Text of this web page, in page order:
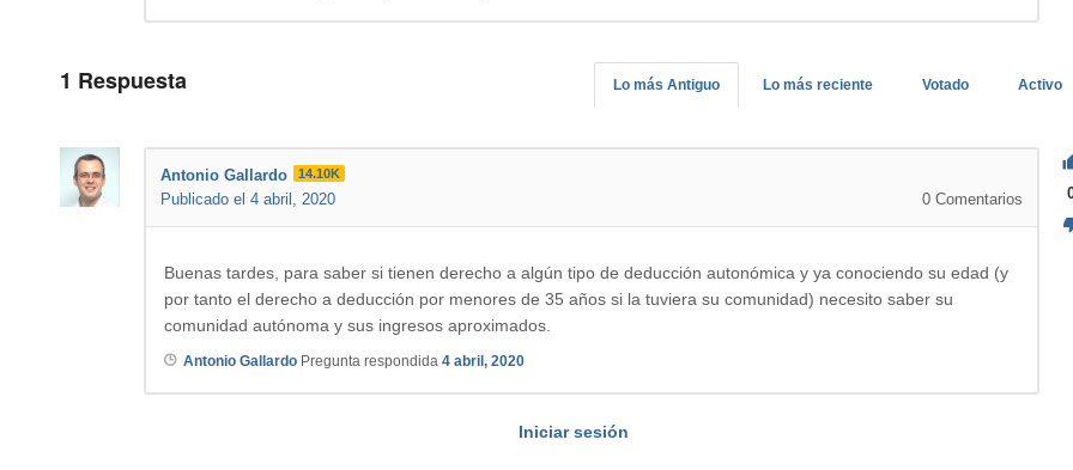
1 Respuesta Activo
Votado
Lo más reciente
Lo más Antiguo
Antonio Gallardo 14.10K
Publicado el 4 abril, 2020 0 Comentarios
Buenas tardes, para saber si tienen derecho a algún tipo de deducción autonómica y ya conociendo su edad (y
por tanto el derecho a deducción por menores de 35 años si la tuviera su comunidad) necesito saber su
comunidad autónoma y sus ingresos aproximados.
Antonio Gallardo Pregunta respondida 4 abril, 2020
Iniciar sesión